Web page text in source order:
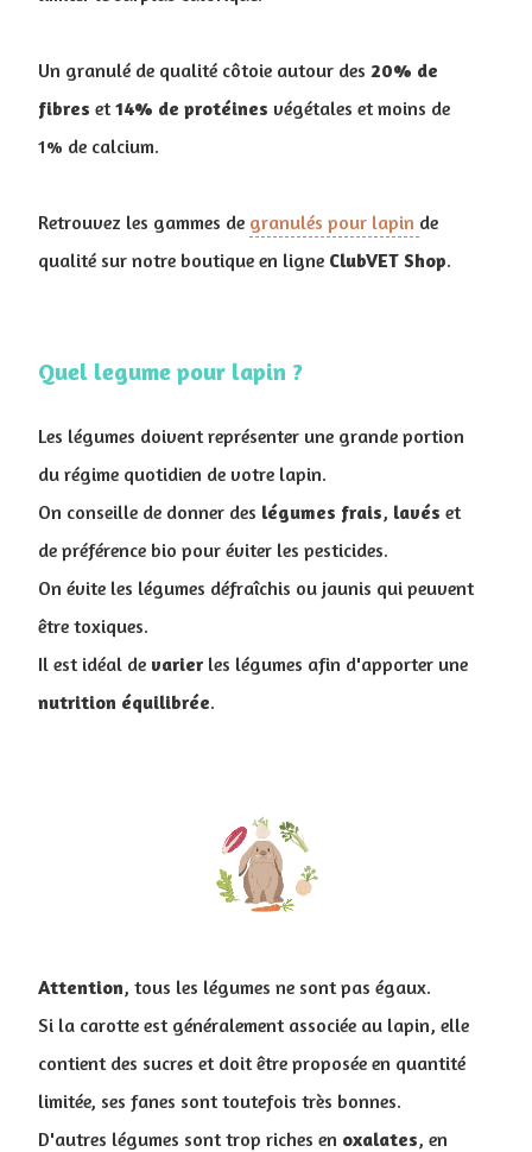
Un granulé de qualité côtoie autour des 20% de
fibres et 14% de protéines végétales et moins de
1% de calcium.
Retrouvez les gammes de granulés pour lapin de
qualité sur notre boutique en ligne ClubVET Shop.
Quel legume pour lapin ?
Les légumes doivent représenter une grande portion
du régime quotidien de votre lapin.
On conseille de donner des légumes frais, lavés et
de préférence bio pour éviter les pesticides.
On évite les légumes défraîchis ou jaunis qui peuvent
être toxiques.
Il est idéal de varierles légumes afin d'apporter une
nutrition équilibrée.
Attention, tous les légumes ne sont pas égaux.
Si la carotte est généralement associée au lapin, elle
contient des sucres et doit être proposée en quantité
limitée, ses fanes sont toutefois très bonnes.
D'autres légumes sont trop riches en oxalates, en